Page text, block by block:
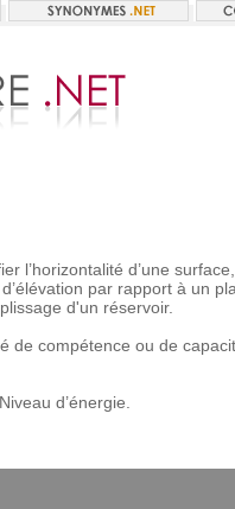
l’horizontalité d’une surface,
d’élévation par rapport à un
d'un réservoir.
de compétence ou de
Niveau d’énergie.